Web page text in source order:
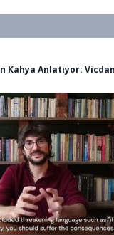
Kahya Anlatıyor: